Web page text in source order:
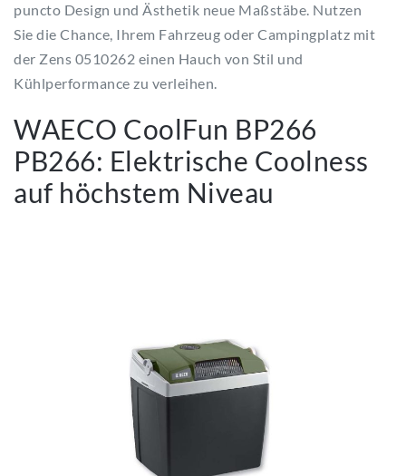
puncto Design und Ästhetik neue Maßstäbe. Nutzen
Sie die Chance, Ihrem Fahrzeug oder Campingplatz mit
der Zens 0510262 einen Hauch von Stil und
Kühlperformance zu verleihen.
WAECO CoolFun BP266
PB266: Elektrische Coolness
auf höchstem Niveau